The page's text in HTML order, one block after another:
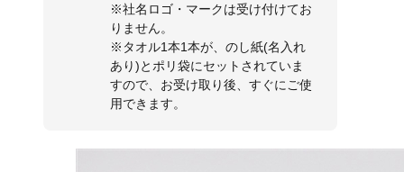
※社名ロゴ・マークは受け付けてお
りません。
※タオル1本1本が、のし紙(名入れ
あり)とポリ袋にセットされていま
すので、お受け取り後、すぐにご使
用できます。